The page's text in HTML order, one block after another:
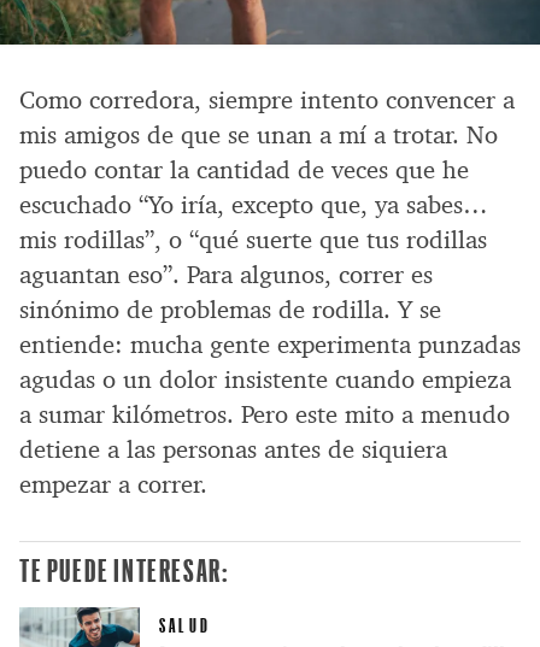
Como corredora, siempre intento convencer a
mis amigos de que se unan a mí a trotar. No
puedo contar la cantidad de veces que he
escuchado “Yo iría, excepto que, ya sabes…
mis rodillas”, o “qué suerte que tus rodillas
aguantan eso”. Para algunos, correr es
sinónimo de problemas de rodilla. Y se
entiende: mucha gente experimenta punzadas
agudas o un dolor insistente cuando empieza
a sumar kilómetros. Pero este mito a menudo
detiene a las personas antes de siquiera
empezar a correr.
TE PUEDE INTERESAR:
SALUD